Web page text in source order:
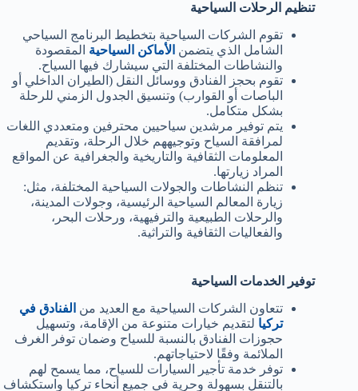
تنظيم الرحلات السياحية
تقوم الشركات السياحية بتخطيط البرنامج السياحي
الشامل الذي يتضمن الأماكن السياحية المقصودة
والنشاطات المختلفة التي سيشارك فيها السياح.
تقوم بحجز الفنادق ووسائل النقل (الطيران الداخلي أو
الباصات أو القوارب) وتنسيق الجدول الزمني للرحلة
بشكل متكامل.
يتم توفير مرشدين سياحيين محترفين ومتعددي اللغات
لمرافقة السياح وتوجيههم خلال الرحلة، وتقديم
المعلومات الثقافية والتاريخية والجغرافية عن المواقع
المراد زيارتها.
تنظم النشاطات والجولات السياحية المختلفة، مثل:
زيارة المعالم السياحية الرئيسية، وجولات المدينة،
والرحلات الطبيعية والترفيهية، ورحلات البحر،
والفعاليات الثقافية والتراثية.
توفير الخدمات السياحية
تتعاون الشركات السياحية مع العديد من الفنادق في
تركيا لتقديم خيارات متنوعة من الإقامة، وتسهيل
حجوزات الفنادق بالنسبة للسياح وضمان توفر الغرف
الملائمة وفقًا لاحتياجاتهم.
توفر خدمة تأجير السيارات للسياح، مما يسمح لهم
بالتنقل بسهولة وحرية في جميع أنحاء تركيا واستكشاف